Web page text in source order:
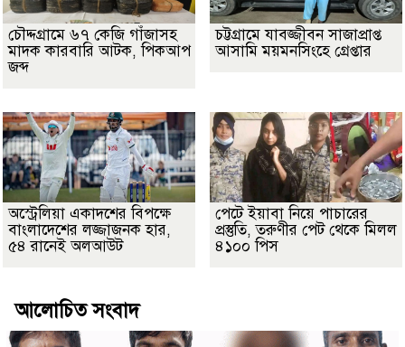
চৌদ্দগ্রামে ৬৭ কেজি গাঁজাসহ
মাদক কারবারি আটক, পিকআপ
জব্দ
চট্টগ্রামে যাবজ্জীবন সাজাপ্রাপ্ত
আসামি ময়মনসিংহে গ্রেপ্তার
অস্ট্রেলিয়া একাদশের বিপক্ষে
বাংলাদেশের লজ্জাজনক হার,
৫৪ রানেই অলআউট
পেটে ইয়াবা নিয়ে পাচারের
প্রস্তুতি, তরুণীর পেট থেকে মিলল
৪১০০ পিস
আলোচিত সংবাদ